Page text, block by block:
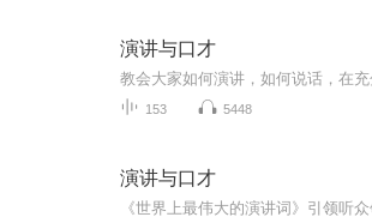
演讲与口才
153 5448
演讲与口才